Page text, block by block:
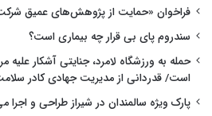
فراخوان «حمایت از پژوهش‌های عمیق
سندروم پای بی قرار چه بیماری است؟
حمله به ورزشگاه لامرد، جنایتی آشکار
است/ قدردانی از مدیریت جهادی کادر
پارک ویژه سالمندان در شیراز طراحی و اجرا